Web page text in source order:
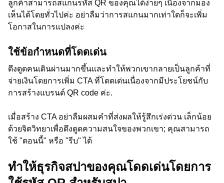
ลูกค้าสามารถสแกนรหัส QR ของคุณได้ง่ายๆ เนื่องจากมอง
เห็นได้โดยทั่วไปค่ะ อย่าลืมว่าการสแกนมากเท่าใดก็จะเพิ่ม
โอกาสในการแปลงค่ะ
ใช้ข้อกำหนดที่โดดเด่น
ดึงดูดคนเดินผ่านมากขึ้นและทำให้พวกเขากลายเป็นลูกค้าที่
จ่ายเงินโดยการเพิ่ม CTA ที่โดดเด่นเนื่องจากมีประโยชน์กับ
การสร้างแบรนด์ QR code ค่ะ.
เมื่อสร้าง CTA อย่าลืมผสมคำที่ส่งผลให้รู้สึกเร่งด่วน เล็กน้อย
ด้วยจิตวิทยาเพื่อดึงดูดความสนใจของพวกเขา; คุณสามารถ
ใช้ "ตอนนี้" หรือ "รีบ" ได้
ทำให้ธุรกิจสปาของคุณโดดเด่นโดยการ